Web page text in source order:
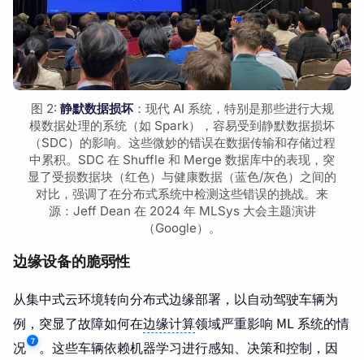
图 2: 静默数据损坏：现代 AI 系统，特别是那些进行大规
模数据处理的系统（如 Spark），容易受到静默数据损坏
（SDC）的影响。这些微妙的错误在数据传输和存储过程
中累积。SDC 在 Shuffle 和 Merge 数据库中的表现，突
显了受损数据块（红色）与健康数据（蓝色/灰色）之间的
对比，强调了在分布式系统中检测这些错误的挑战。来
源：Jeff Dean 在 2024 年 MLSys 大会主题演讲
（Google）。
边缘设备的脆弱性
从集中式云环境转向分布式边缘部署，以自动驾驶车辆为
例，突显了故障如何在边缘计算领域严重影响 ML 系统的情
况 7 。这些车辆依赖机器学习进行感知、决策和控制，因